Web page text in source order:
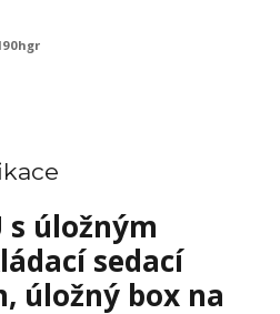
s úložným
sedací
úložný box na